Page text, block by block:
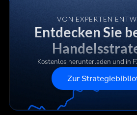
VON EXPERTEN
Entdecken Sie
Kostenlos herunterladen und in
Zur